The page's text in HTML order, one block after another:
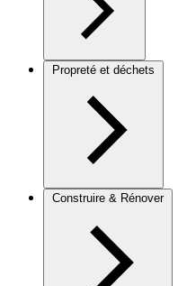
Propreté et déchets
Construire & Rénover